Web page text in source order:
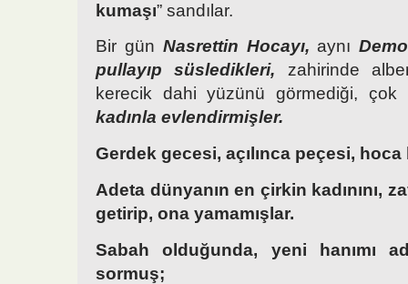
kumaşı” sandılar.
Bir gün Nasrettin Hocayı, aynı
pullayıp süsledikleri, zahirinde
kerecik dahi yüzünü görmediği,
kadınla evlendirmişler.
Gerdek gecesi, açılınca peçesi,
Adeta dünyanın en çirkin kadınını,
getirip, ona yamamışlar.
Sabah olduğunda, yeni hanımı
sormuş;